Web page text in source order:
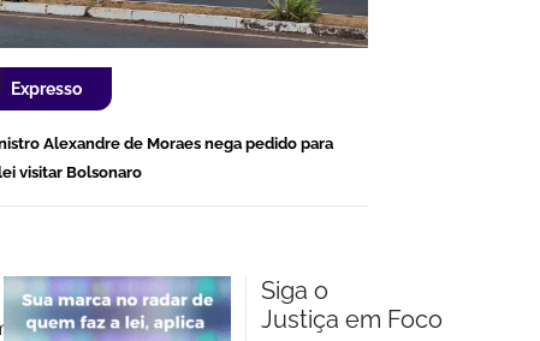
Expresso
Alexandre de Moraes nega pedido para
visitar Bolsonaro
Siga o
Justiça em Foco